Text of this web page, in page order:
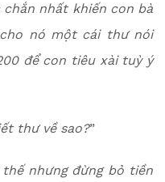
chắn nhất khiến con bà
nó một cái thư nói
để con tiêu xài tuỳ ý
thư về sao?”
nhưng đừng bỏ tiền